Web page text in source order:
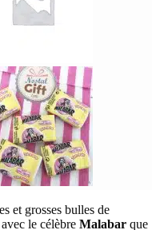
et grosses bulles de
le célèbre Malabar que